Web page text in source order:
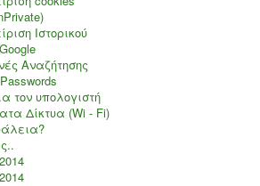
Ιστορικού
Αναζήτησης
τον υπολογιστή
Δίκτυα (Wi - Fi)